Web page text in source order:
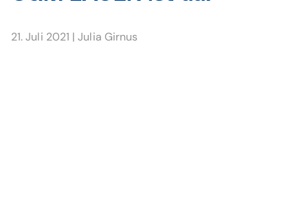
21. Juli 2021 |Julia Girnus